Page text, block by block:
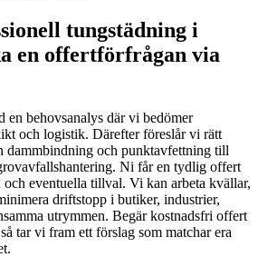
tungstädning i
en offertförfrågan via
en behovsanalys där vi bedömer
och logistik. Därefter föreslår vi rätt
dammbindning och punktavfettning till
Ni får en tydlig offert
eventuella tillval. Vi kan arbeta kvällar,
driftstopp i butiker, industrier,
utrymmen. Begär kostnadsfri offert
tar vi fram ett förslag som matchar era